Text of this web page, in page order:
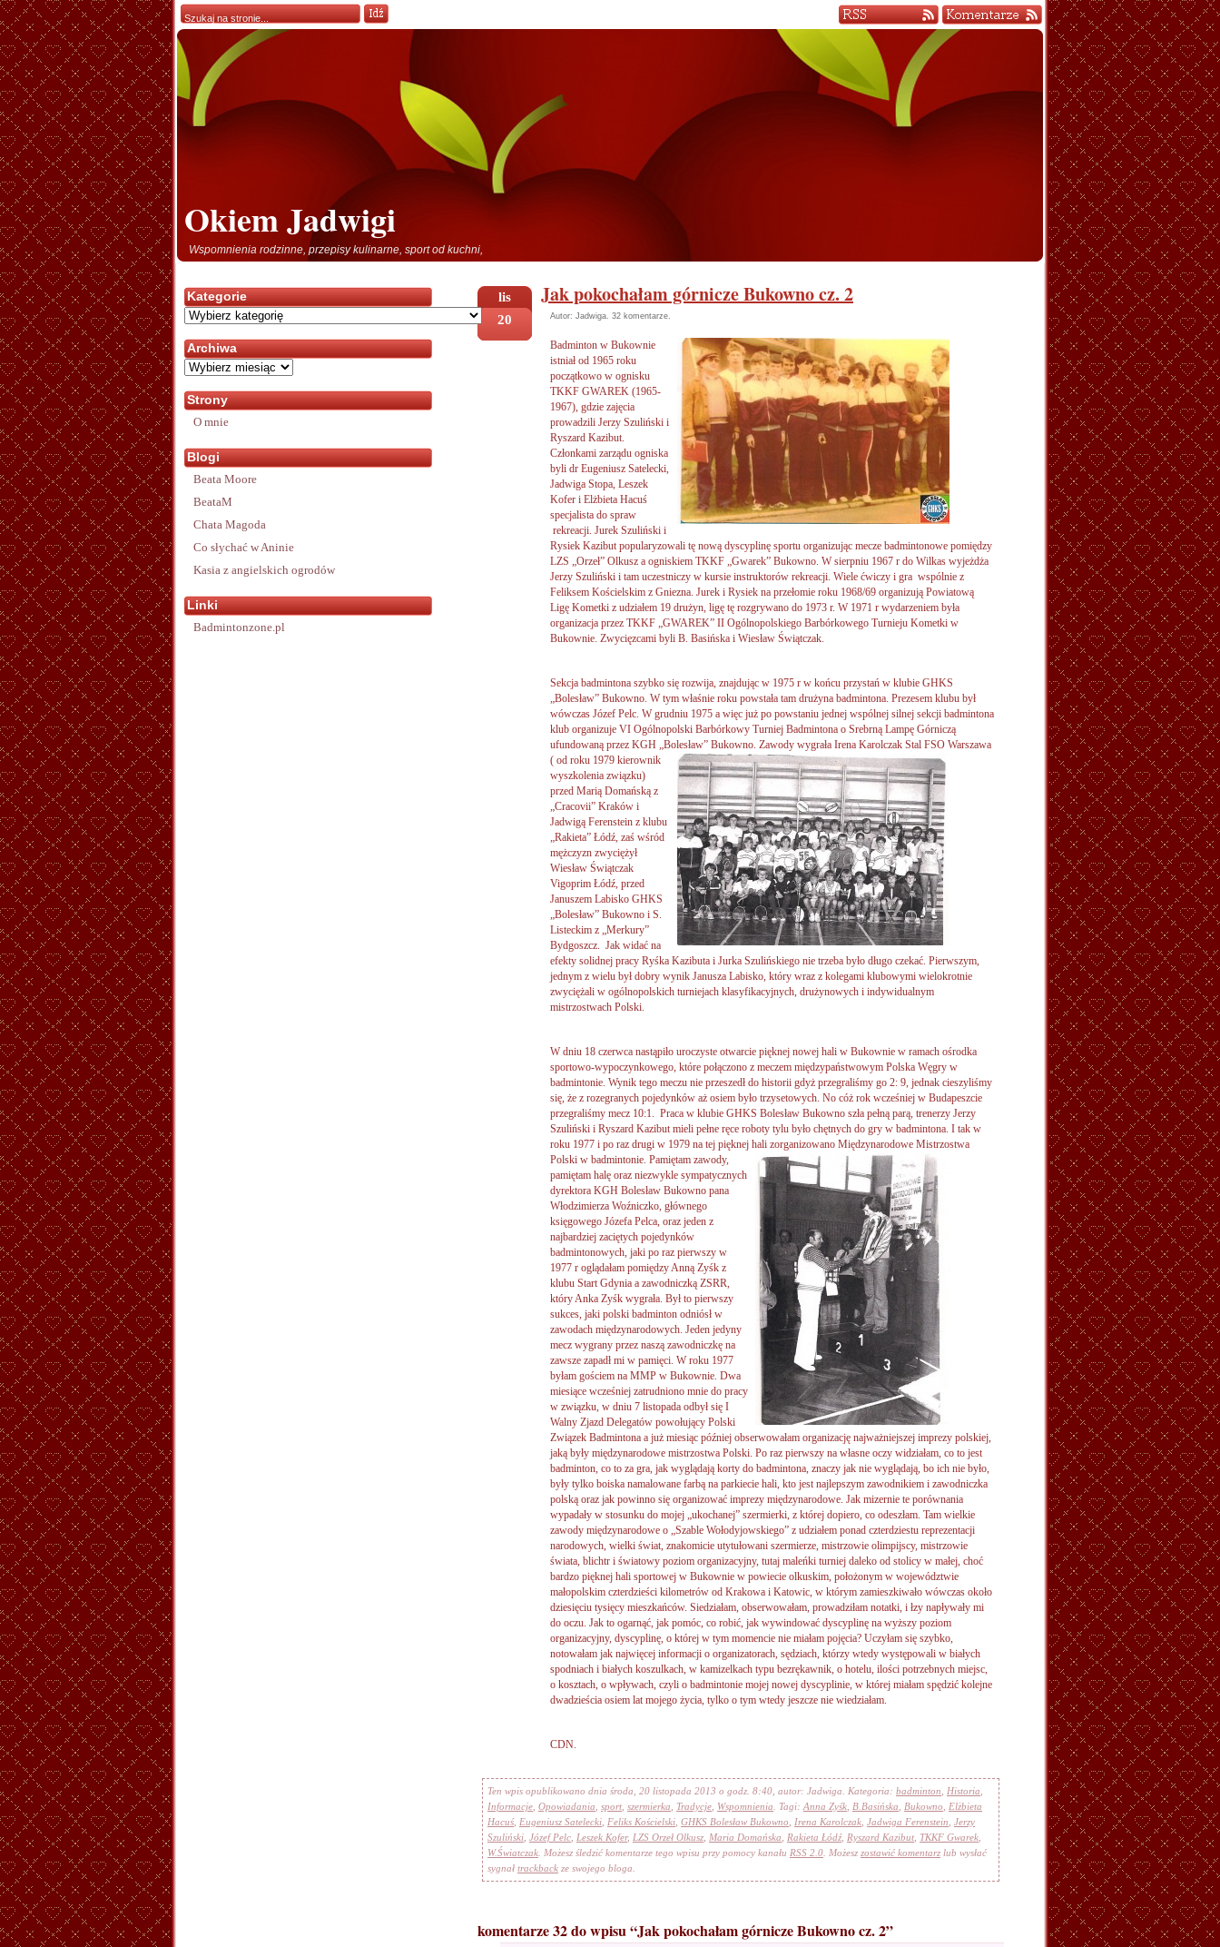
Okiem Jadwigi
Wspomnienia rodzinne, przepisy kulinarne, sport od kuchni,
lis
20
Jak pokochałam górnicze Bukowno cz. 2
Autor: Jadwiga. 32 komentarze.
Badminton w Bukownie
istniał od 1965 roku
początkowo w ognisku
TKKF GWAREK (1965-
1967), gdzie zajęcia
prowadzili Jerzy Szuliński i
Ryszard Kazibut.
Członkami zarządu ogniska
byli dr Eugeniusz Satelecki,
Jadwiga Stopa, Leszek
Kofer i Elżbieta Hacuś
specjalista do spraw
rekreacji. Jurek Szuliński i
Rysiek Kazibut popularyzowali tę nową dyscyplinę sportu organizując mecze badmintonowe pomiędzy
LZS „Orzeł” Olkusz a ogniskiem TKKF „Gwarek” Bukowno. W sierpniu 1967 r do Wilkas wyjeżdża
Jerzy Szuliński i tam uczestniczy w kursie instruktorów rekreacji. Wiele ćwiczy i gra wspólnie z
Feliksem Kościelskim z Gniezna. Jurek i Rysiek na przełomie roku 1968/69 organizują Powiatową
Ligę Kometki z udziałem 19 drużyn, ligę tę rozgrywano do 1973 r. W 1971 r wydarzeniem była
organizacja przez TKKF „GWAREK” II Ogólnopolskiego Barbórkowego Turnieju Kometki w
Bukownie. Zwycięzcami byli B. Basińska i Wiesław Świątczak.
Sekcja badmintona szybko się rozwija, znajdując w 1975 r w końcu przystań w klubie GHKS
„Bolesław” Bukowno. W tym właśnie roku powstała tam drużyna badmintona. Prezesem klubu był
wówczas Józef Pelc. W grudniu 1975 a więc już po powstaniu jednej wspólnej silnej sekcji badmintona
klub organizuje VI Ogólnopolski Barbórkowy Turniej Badmintona o Srebrną Lampę Górniczą
ufundowaną przez KGH „Bolesław” Bukowno. Zawody wygrała Irena Karolczak Stal FSO Warszawa
( od roku 1979 kierownik
wyszkolenia związku)
przed Marią Domańską z
„Cracovii” Kraków i
Jadwigą Ferenstein z klubu
„Rakieta” Łódź, zaś wśród
mężczyzn zwyciężył
Wiesław Świątczak
Vigoprim Łódź, przed
Januszem Labisko GHKS
„Bolesław” Bukowno i S.
Listeckim z „Merkury”
Bydgoszcz. Jak widać na
efekty solidnej pracy Ryśka Kazibuta i Jurka Szulińskiego nie trzeba było długo czekać. Pierwszym,
jednym z wielu był dobry wynik Janusza Labisko, który wraz z kolegami klubowymi wielokrotnie
zwyciężali w ogólnopolskich turniejach klasyfikacyjnych, drużynowych i indywidualnym
mistrzostwach Polski.
W dniu 18 czerwca nastąpiło uroczyste otwarcie pięknej nowej hali w Bukownie w ramach ośrodka
sportowo-wypoczynkowego, które połączono z meczem międzypaństwowym Polska Węgry w
badmintonie. Wynik tego meczu nie przeszedł do historii gdyż przegraliśmy go 2: 9, jednak cieszyliśmy
się, że z rozegranych pojedynków aż osiem było trzysetowych. No cóż rok wcześniej w Budapeszcie
przegraliśmy mecz 10:1. Praca w klubie GHKS Bolesław Bukowno szła pełną parą, trenerzy Jerzy
Szuliński i Ryszard Kazibut mieli pełne ręce roboty tylu było chętnych do gry w badmintona. I tak w
roku 1977 i po raz drugi w 1979 na tej pięknej hali zorganizowano Międzynarodowe Mistrzostwa
Polski w badmintonie. Pamiętam zawody,
pamiętam halę oraz niezwykle sympatycznych
dyrektora KGH Bolesław Bukowno pana
Włodzimierza Woźniczko, głównego
księgowego Józefa Pelca, oraz jeden z
najbardziej zaciętych pojedynków
badmintonowych, jaki po raz pierwszy w
1977 r oglądałam pomiędzy Anną Zyśk z
klubu Start Gdynia a zawodniczką ZSRR,
który Anka Zyśk wygrała. Był to pierwszy
sukces, jaki polski badminton odniósł w
zawodach międzynarodowych. Jeden jedyny
mecz wygrany przez naszą zawodniczkę na
zawsze zapadł mi w pamięci. W roku 1977
byłam gościem na MMP w Bukownie. Dwa
miesiące wcześniej zatrudniono mnie do pracy
w związku, w dniu 7 listopada odbył się I
Walny Zjazd Delegatów powołujący Polski
Związek Badmintona a już miesiąc później obserwowałam organizację najważniejszej imprezy polskiej,
jaką były międzynarodowe mistrzostwa Polski. Po raz pierwszy na własne oczy widziałam, co to jest
badminton, co to za gra, jak wyglądają korty do badmintona, znaczy jak nie wyglądają, bo ich nie było,
były tylko boiska namalowane farbą na parkiecie hali, kto jest najlepszym zawodnikiem i zawodniczka
polską oraz jak powinno się organizować imprezy międzynarodowe. Jak mizernie te porównania
wypadały w stosunku do mojej „ukochanej” szermierki, z której dopiero, co odeszłam. Tam wielkie
zawody międzynarodowe o „Szable Wołodyjowskiego” z udziałem ponad czterdziestu reprezentacji
narodowych, wielki świat, znakomicie utytułowani szermierze, mistrzowie olimpijscy, mistrzowie
świata, blichtr i światowy poziom organizacyjny, tutaj maleńki turniej daleko od stolicy w małej, choć
bardzo pięknej hali sportowej w Bukownie w powiecie olkuskim, położonym w województwie
małopolskim czterdzieści kilometrów od Krakowa i Katowic, w którym zamieszkiwało wówczas około
dziesięciu tysięcy mieszkańców. Siedziałam, obserwowałam, prowadziłam notatki, i łzy napływały mi
do oczu. Jak to ogarnąć, jak pomóc, co robić, jak wywindować dyscyplinę na wyższy poziom
organizacyjny, dyscyplinę, o której w tym momencie nie miałam pojęcia? Uczyłam się szybko,
notowałam jak najwięcej informacji o organizatorach, sędziach, którzy wtedy występowali w białych
spodniach i białych koszulkach, w kamizelkach typu bezrękawnik, o hotelu, ilości potrzebnych miejsc,
o kosztach, o wpływach, czyli o badmintonie mojej nowej dyscyplinie, w której miałam spędzić kolejne
dwadzieścia osiem lat mojego życia, tylko o tym wtedy jeszcze nie wiedziałam.
CDN.
Ten wpis opublikowano dnia środa, 20 listopada 2013 o godz. 8:40, autor: Jadwiga. Kategoria: badminton Historia
Informacje Opowiadania sport szermierka Tradycje Wspomnienia . Tagi: Anna Zyśk B.Basińska Bukowno
Elżbieta
Hacuś, Eugeniusz Satelecki Feliks Kościelski GHKS Bolesław Bukowno Irena Karolczak Jadwiga Ferenstein Jerzy
Szuliński Józef Pelc Leszek Kofer, LZS Orzeł Olkusz Maria Domańska Rakieta Łódź, Ryszard Kazibut TKKF Gwarek
W.Światczak . Możesz śledzić komentarze tego wpisu przy pomocy kanału RSS 2.0 . Możesz zostawić komentarz lub wysłać
sygnał trackback ze swojego bloga.
komentarze 32 do wpisu “Jak pokochałam górnicze Bukowno cz. 2”
Kategorie
Kategorie
Archiwa
Archiwa
Strony
O mnie
Blogi
Beata Moore
BeataM
Chata Magoda
Co słychać w Aninie
Kasia z angielskich ogrodów
Linki
Badmintonzone.pl